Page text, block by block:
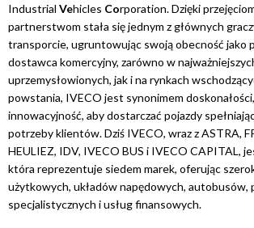
Industrial Vehicles Corporation. Dzięki
partnerstwom stała się jednym z głównych
transporcie, ugruntowując swoją obecność jako
dostawca komercyjny, zarówno w
uprzemysłowionych, jak i na rynkach
powstania, IVECO jest synonimem
innowacyjność, aby dostarczać pojazdy
potrzeby klientów. Dziś IVECO, wraz z ASTRA,
HEULIEZ, IDV, IVECO BUS i IVECO CAPITAL,
która reprezentuje siedem marek, oferując
użytkowych, układów napędowych, autobusów,
specjalistycznych i usług finansowych.